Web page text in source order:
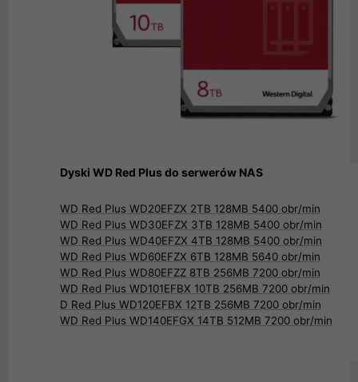
Dyski WD Red Plus do serwerów NAS
WD Red Plus WD20EFZX 2TB 128MB 5400 obr/min
WD Red Plus WD30EFZX 3TB 128MB 5400 obr/min
WD Red Plus WD40EFZX 4TB 128MB 5400 obr/min
WD Red Plus WD60EFZX 6TB 128MB 5640 obr/min
WD Red Plus WD80EFZZ 8TB 256MB 7200 obr/min
WD Red Plus WD101EFBX 10TB 256MB 7200 obr/min
D Red Plus WD120EFBX 12TB 256MB 7200 obr/min
WD Red Plus WD140EFGX 14TB 512MB 7200 obr/min